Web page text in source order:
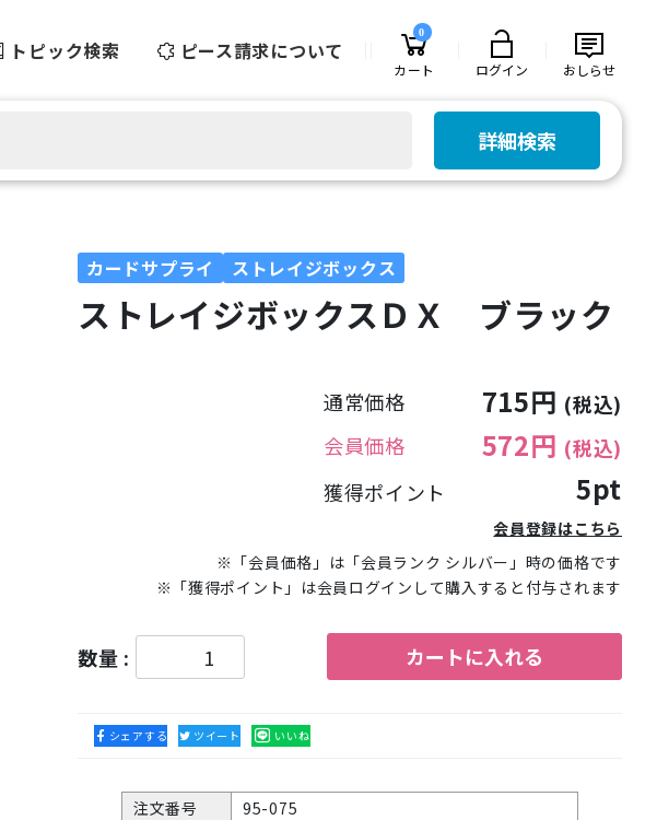
トピック検索 ピース請求について
0
カート ログイン おしらせ
詳細検索
カードサプライ ストレイジボックス
ストレイジボックスＤＸ ブラック
通常価格 715円 (税込)
会員価格
572円 (税込)
獲得ポイント
5pt
会員登録はこちら
※「会員価格」は「会員ランク シルバー」時の価格です
※「獲得ポイント」は会員ログインして購入すると付与されます
数量 : カートに入れる
シェアする ツイート いいね
注文番号
95-075